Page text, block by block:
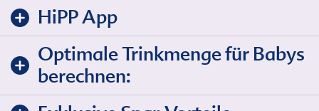
HiPP App
Optimale Trinkmenge für Babys
berechnen: